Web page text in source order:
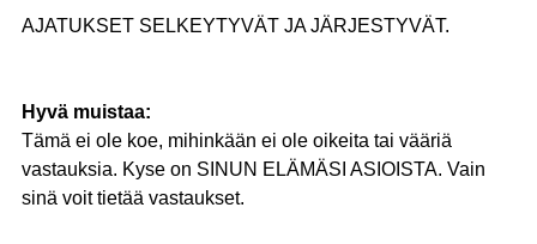
AJATUKSET SELKEYTYVÄT JA JÄRJESTYVÄT.
Hyvä muistaa:
Tämä ei ole koe, mihinkään ei ole oikeita tai vääriä
vastauksia. Kyse on SINUN ELÄMÄSI ASIOISTA. Vain
sinä voit tietää vastaukset.